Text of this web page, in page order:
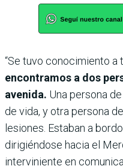
“Se tuvo conocimiento a
encontramos a dos
avenida. Una persona
de vida, y otra persona
lesiones. Estaban a
dirigiéndose hacia el
interviniente en